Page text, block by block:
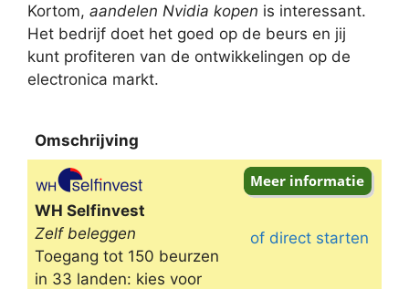
Kortom, aandelen Nvidia kopen is interessant.
Het bedrijf doet het goed op de beurs en jij
kunt profiteren van de ontwikkelingen op de
electronica markt.
Omschrijving
Omschrijving
WH Selfinvest
Zelf beleggen
Toegang tot 150 beurzen
in 33 landen: kies voor
of direct starten